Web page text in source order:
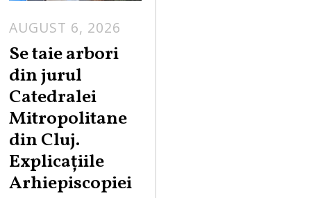
AUGUST 6, 2026
Se taie arbori
din jurul
Catedralei
Mitropolitane
din Cluj.
Explicațiile
Arhiepiscopiei